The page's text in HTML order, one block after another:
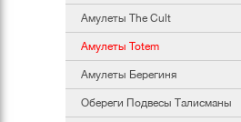
Амулеты The Cult
Амулеты Totem
Амулеты Берегиня
Обереги Подвесы Талисманы